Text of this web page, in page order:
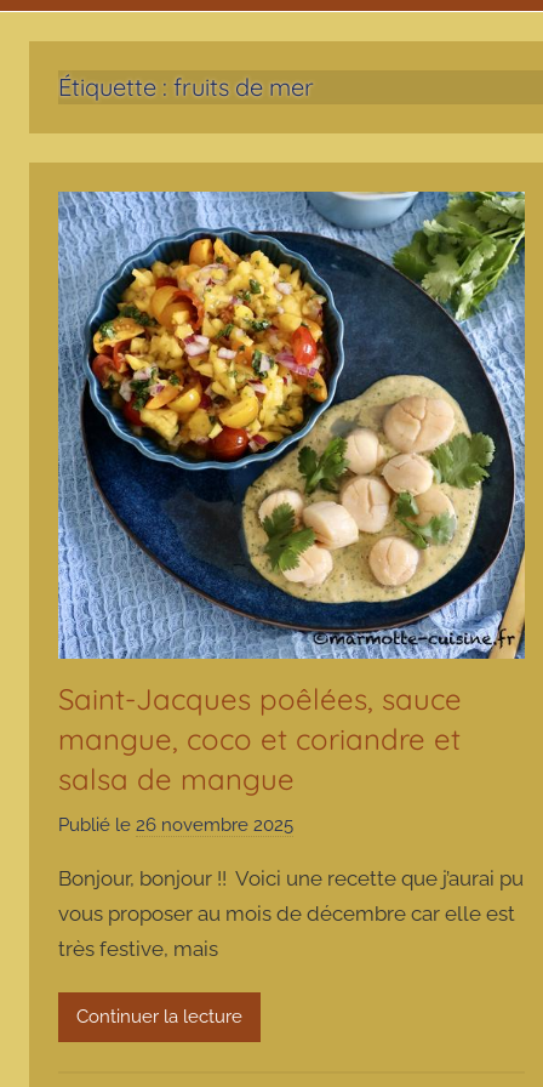
Étiquette : fruits de mer
Saint-Jacques poêlées, sauce
mangue, coco et coriandre et
salsa de mangue
Publié le 26 novembre 2025
r
m
Bonjour, bonjour !! Voici une recette que j’aurai pu
vous proposer au mois de décembre car elle est
très festive, mais
Continuer la lecture